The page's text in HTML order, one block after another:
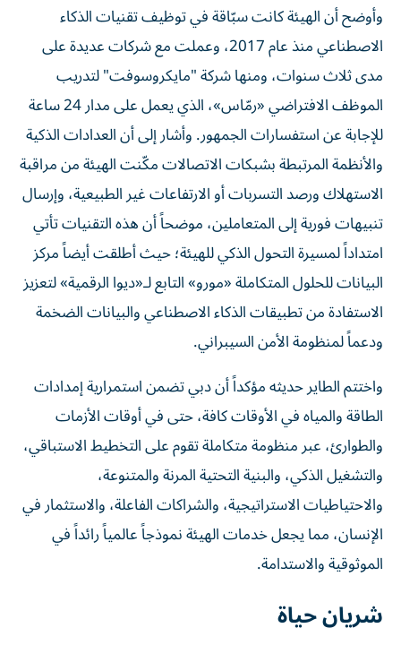
وأوضح أن الهيئة كانت سبّاقة في توظيف تقنيات الذكاء
الاصطناعي منذ عام 2017، وعملت مع شركات عديدة على
مدى ثلاث سنوات، ومنها شركة "مايكروسوفت" لتدريب
الموظف الافتراضي «رمّاس»، الذي يعمل على مدار 24 ساعة
للإجابة عن استفسارات الجمهور. وأشار إلى أن العدادات الذكية
والأنظمة المرتبطة بشبكات الاتصالات مكّنت الهيئة من مراقبة
الاستهلاك ورصد التسربات أو الارتفاعات غير الطبيعية، وإرسال
تنبيهات فورية إلى المتعاملين، موضحاً أن هذه التقنيات تأتي
امتداداً لمسيرة التحول الذكي للهيئة؛ حيث أطلقت أيضاً مركز
البيانات للحلول المتكاملة «مورو» التابع لـ«ديوا الرقمية» لتعزيز
الاستفادة من تطبيقات الذكاء الاصطناعي والبيانات الضخمة
ودعماً لمنظومة الأمن السيبراني.
واختتم الطاير حديثه مؤكداً أن دبي تضمن استمرارية إمدادات
الطاقة والمياه في الأوقات كافة، حتى في أوقات الأزمات
والطوارئ، عبر منظومة متكاملة تقوم على التخطيط الاستباقي،
والتشغيل الذكي، والبنية التحتية المرنة والمتنوعة،
والاحتياطيات الاستراتيجية، والشراكات الفاعلة، والاستثمار في
الإنسان، مما يجعل خدمات الهيئة نموذجاً عالمياً رائداً في
الموثوقية والاستدامة.
شريان حياة